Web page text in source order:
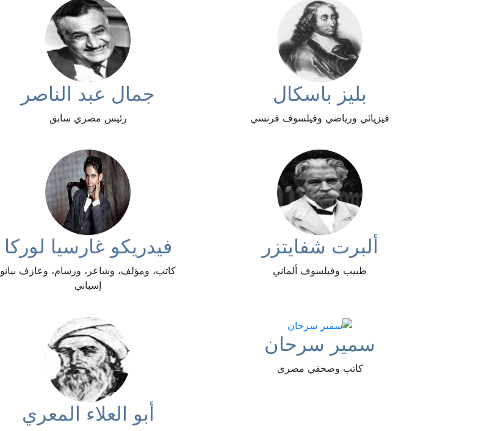
بليز باسكال
فيزيائي ورياضي وفيلسوف فرنسي
جمال عبد الناصر
رئيس مصري سابق
ألبرت شفايتزر
طبيب وفيلسوف ألماني
فيدريكو غارسيا لوركا
كاتب، ومؤلف، وشاعر، ورسام، وعازف بيانو
إسباني
سمير سرحان
كاتب وصحفي مصري
أبو العلاء المعري